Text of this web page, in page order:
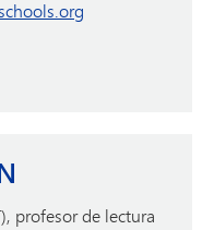
profesor de lectura